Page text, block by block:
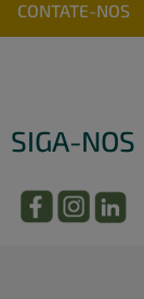
CONTATE-NOS
SIGA-NOS